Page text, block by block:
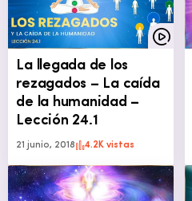
La llegada de los
rezagados – La caída
de la humanidad –
Lección 24.1
21 junio, 2018 4.2K vistas